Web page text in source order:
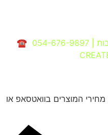
☎
המוצרים בוואטסאפ או